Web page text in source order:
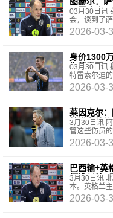
要冒这个
03月30日讯
会，谈到了
赫尔：“他们
2026-03-
身价1300
为德意阿
03月30日讯
特雷索尔迪
梯队，早已
2026-03-
莱因克尔
特塔在效
3月30日讯
管这些伤员
示，阿尔特
2026-03-
巴西输+英
杯谁纠结3
3月30日讯
本。英格兰
对手以及球
2026-03-